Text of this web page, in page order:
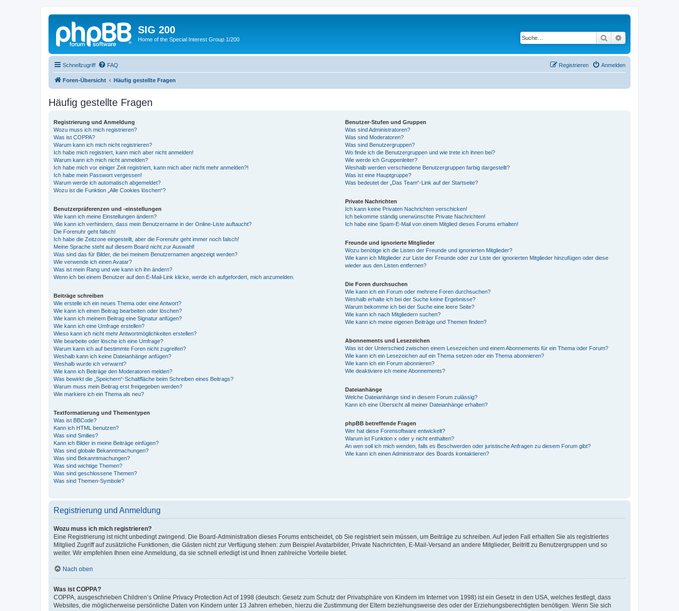
SIG 200
Home of the Special Interest Group 1/200 Suche
Schnellzugriff FAQ Anmelden
Registrieren
Foren-Übersicht Häufig gestellte Fragen
Häufig gestellte Fragen
Registrierung und Anmeldung
Wozu muss ich mich registrieren?
Was ist COPPA?
Warum kann ich mich nicht registrieren?
Ich habe mich registriert, kann mich aber nicht anmelden!
Warum kann ich mich nicht anmelden?
Ich habe mich vor einiger Zeit registriert, kann mich aber nicht mehr anmelden?!
Ich habe mein Passwort vergessen!
Warum werde ich automatisch abgemeldet?
Wozu ist die Funktion „Alle Cookies löschen“?
Benutzerpräferenzen und -einstellungen
Wie kann ich meine Einstellungen ändern?
Wie kann ich verhindern, dass mein Benutzername in der Online-Liste auftaucht?
Die Forenuhr geht falsch!
Ich habe die Zeitzone eingestellt, aber die Forenuhr geht immer noch falsch!
Meine Sprache steht auf diesem Board nicht zur Auswahl!
Was sind das für Bilder, die bei meinem Benutzernamen angezeigt werden?
Wie verwende ich einen Avatar?
Was ist mein Rang und wie kann ich ihn ändern?
Wenn ich bei einem Benutzer auf den E-Mail-Link klicke, werde ich aufgefordert, mich anzumelden.
Beiträge schreiben
Wie erstelle ich ein neues Thema oder eine Antwort?
Wie kann ich einen Beitrag bearbeiten oder löschen?
Wie kann ich meinem Beitrag eine Signatur anfügen?
Wie kann ich eine Umfrage erstellen?
Wieso kann ich nicht mehr Antwortmöglichkeiten erstellen?
Wie bearbeite oder lösche ich eine Umfrage?
Warum kann ich auf bestimmte Foren nicht zugreifen?
Weshalb kann ich keine Dateianhänge anfügen?
Weshalb wurde ich verwarnt?
Wie kann ich Beiträge den Moderatoren melden?
Was bewirkt die „Speichern“-Schaltfläche beim Schreiben eines Beitrags?
Warum muss mein Beitrag erst freigegeben werden?
Wie markiere ich ein Thema als neu?
Textformatierung und Thementypen
Was ist BBCode?
Kann ich HTML benutzen?
Was sind Smilies?
Kann ich Bilder in meine Beiträge einfügen?
Was sind globale Bekanntmachungen?
Was sind Bekanntmachungen?
Was sind wichtige Themen?
Was sind geschlossene Themen?
Was sind Themen-Symbole?
Benutzer-Stufen und Gruppen
Was sind Administratoren?
Was sind Moderatoren?
Was sind Benutzergruppen?
Wo finde ich die Benutzergruppen und wie trete ich ihnen bei?
Wie werde ich Gruppenleiter?
Weshalb werden verschiedene Benutzergruppen farbig dargestellt?
Was ist eine Hauptgruppe?
Was bedeutet der „Das Team“-Link auf der Startseite?
Private Nachrichten
Ich kann keine Privaten Nachrichten verschicken!
Ich bekomme ständig unerwünschte Private Nachrichten!
Ich habe eine Spam-E-Mail von einem Mitglied dieses Forums erhalten!
Freunde und ignorierte Mitglieder
Wozu benötige ich die Listen der Freunde und ignorierten Mitglieder?
Wie kann ich Mitglieder zur Liste der Freunde oder zur Liste der ignorierten Mitglieder hinzufügen oder diese
wieder aus den Listen entfernen?
Die Foren durchsuchen
Wie kann ich ein Forum oder mehrere Foren durchsuchen?
Weshalb erhalte ich bei der Suche keine Ergebnisse?
Warum bekomme ich bei der Suche eine leere Seite?
Wie kann ich nach Mitgliedern suchen?
Wie kann ich meine eigenen Beiträge und Themen finden?
Abonnements und Lesezeichen
Was ist der Unterschied zwischen einem Lesezeichen und einem Abonnements für ein Thema oder Forum?
Wie kann ich ein Lesezeichen auf ein Thema setzen oder ein Thema abonnieren?
Wie kann ich ein Forum abonnieren?
Wie deaktiviere ich meine Abonnements?
Dateianhänge
Welche Dateianhänge sind in diesem Forum zulässig?
Kann ich eine Übersicht all meiner Dateianhänge erhalten?
phpBB betreffende Fragen
Wer hat diese Forensoftware entwickelt?
Warum ist Funktion x oder y nicht enthalten?
An wen soll ich mich wenden, falls es Beschwerden oder juristische Anfragen zu diesem Forum gibt?
Wie kann ich einen Administrator des Boards kontaktieren?
Registrierung und Anmeldung
Wozu muss ich mich registrieren?
Eine Registrierung ist nicht unbedingt zwingend. Die Board-Administration dieses Forums entscheidet, ob Sie registriert sein müssen, um Beiträge zu schreiben. Auf jeden Fall erhalten Sie als registriertes
Mitglied Zugriff auf zusätzliche Funktionen, die Gästen nicht zur Verfügung stehen: zum Beispiel Avatarbilder, Private Nachrichten, E-Mail-Versand an andere Mitglieder, Beitritt zu Benutzergruppen und so
weiter. Wir empfehlen Ihnen eine Anmeldung, da sie schnell erledigt ist und Ihnen zahlreiche Vorteile bietet.
Nach oben
Was ist COPPA?
COPPA, ausgeschrieben Children’s Online Privacy Protection Act of 1998 (deutsch: Gesetz zum Schutz der Privatsphäre von Kindern im Internet von 1998) ist ein Gesetz in den USA, welches festlegt, dass
Websites, die möglicherweise persönliche Daten von Kindern unter 13 Jahren erheben, hierzu die Zustimmung der Eltern beziehungsweise des oder der Erziehungsberechtigten benötigen. Wenn Sie sich